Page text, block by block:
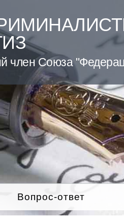
член Союза
Вопрос-ответ